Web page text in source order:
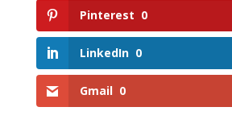
Pinterest 0
LinkedIn 0
Gmail 0